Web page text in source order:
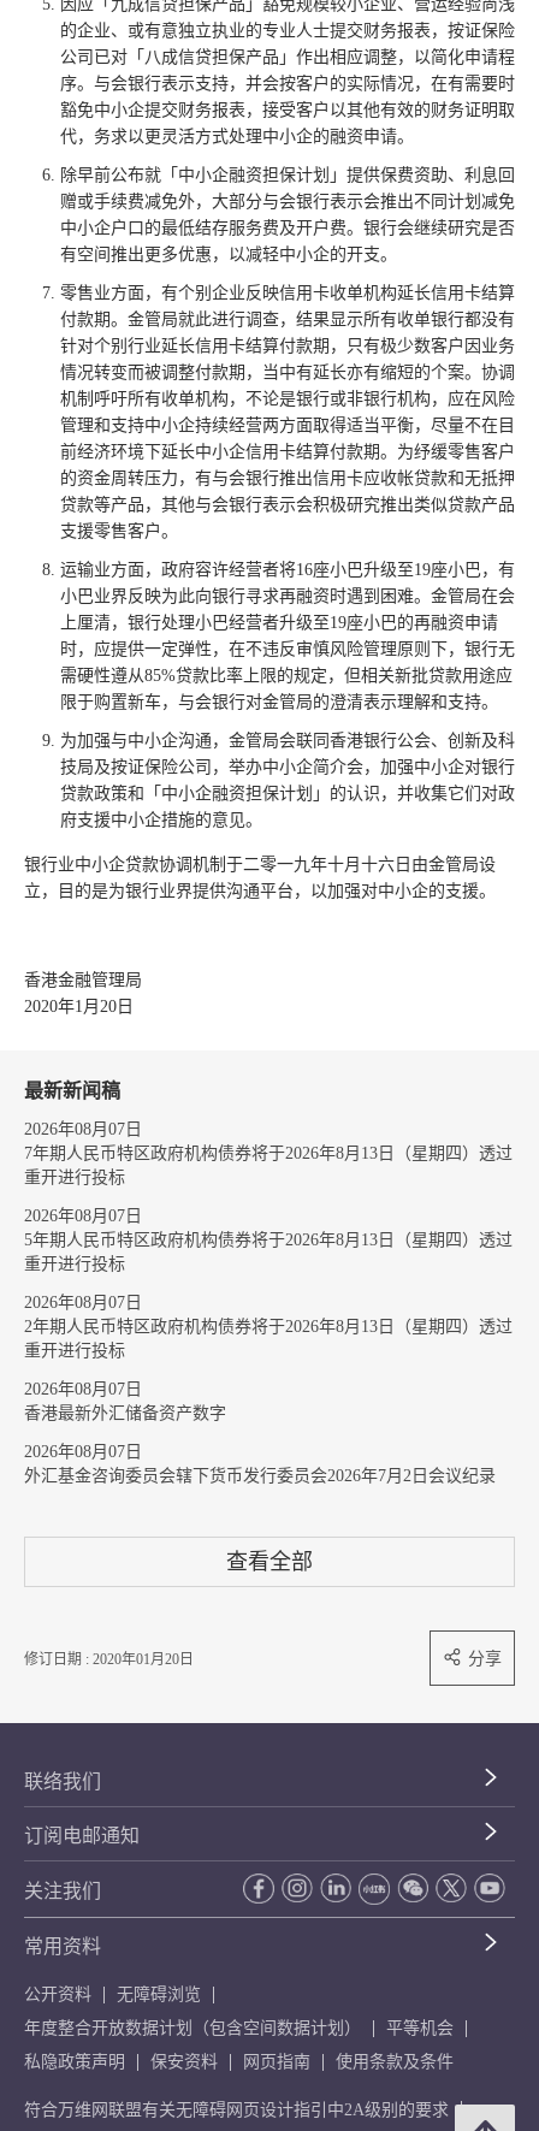
因应「九成信贷担保产品」豁免规模较小企业、营运经验尚浅
的企业、或有意独立执业的专业人士提交财务报表，按证保险
公司已对「八成信贷担保产品」作出相应调整，以简化申请程
序。与会银行表示支持，并会按客户的实际情况，在有需要时
豁免中小企提交财务报表，接受客户以其他有效的财务证明取
代，务求以更灵活方式处理中小企的融资申请。
除早前公布就「中小企融资担保计划」提供保费资助、利息回
赠或手续费减免外，大部分与会银行表示会推出不同计划减免
中小企户口的最低结存服务费及开户费。银行会继续研究是否
有空间推出更多优惠，以减轻中小企的开支。
零售业方面，有个别企业反映信用卡收单机构延长信用卡结算
付款期。金管局就此进行调查，结果显示所有收单银行都没有
针对个别行业延长信用卡结算付款期，只有极少数客户因业务
情况转变而被调整付款期，当中有延长亦有缩短的个案。协调
机制呼吁所有收单机构，不论是银行或非银行机构，应在风险
管理和支持中小企持续经营两方面取得适当平衡，尽量不在目
前经济环境下延长中小企信用卡结算付款期。为纾缓零售客户
的资金周转压力，有与会银行推出信用卡应收帐贷款和无抵押
贷款等产品，其他与会银行表示会积极研究推出类似贷款产品
支援零售客户。
运输业方面，政府容许经营者将16座小巴升级至19座小巴，有
小巴业界反映为此向银行寻求再融资时遇到困难。金管局在会
上厘清，银行处理小巴经营者升级至19座小巴的再融资申请
时，应提供一定弹性，在不违反审慎风险管理原则下，银行无
需硬性遵从85%贷款比率上限的规定，但相关新批贷款用途应
限于购置新车，与会银行对金管局的澄清表示理解和支持。
为加强与中小企沟通，金管局会联同香港银行公会、创新及科
技局及按证保险公司，举办中小企简介会，加强中小企对银行
贷款政策和「中小企融资担保计划」的认识，并收集它们对政
府支援中小企措施的意见。
银行业中小企贷款协调机制于二零一九年十月十六日由金管局设
立，目的是为银行业界提供沟通平台，以加强对中小企的支援。
香港金融管理局
2020年1月20日
最新新闻稿
2026年08月07日
7年期人民币特区政府机构债券将于2026年8月13日（星期四）透过
重开进行投标
2026年08月07日
5年期人民币特区政府机构债券将于2026年8月13日（星期四）透过
重开进行投标
2026年08月07日
2年期人民币特区政府机构债券将于2026年8月13日（星期四）透过
重开进行投标
2026年08月07日
香港最新外汇储备资产数字
2026年08月07日
外汇基金咨询委员会辖下货币发行委员会2026年7月2日会议纪录
查看全部
修订日期 : 2020年01月20日 分享
联络我们
订阅电邮通知
关注我们
常用资料
公开资料
无障碍浏览
年度整合开放数据计划（包含空间数据计划）
平等机会
私隐政策声明
保安资料 网页指南 使用条款及条件
符合万维网联盟有关无障碍网页设计指引中2A级别的要求